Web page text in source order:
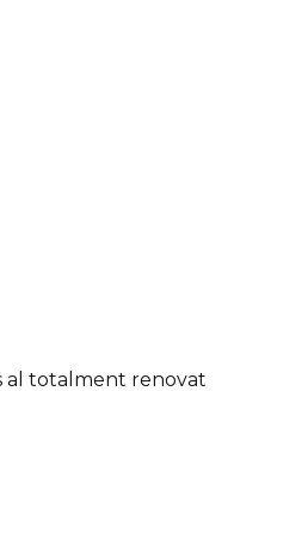
al totalment renovat